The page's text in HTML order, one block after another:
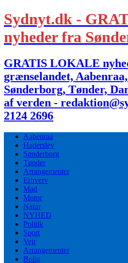
Sydnyt.dk -
nyheder fra
GRATIS LOKALE
grænselandet,
Sønderborg, Tønder,
af verden -
2124 2696
Aabenraa
Haderslev
Sønderborg
Tønder
Arrangementer
Erhverv
Mad
Motor
Natur
NYHED
Politik
Sport
Vejr
Arrangementer
Bolig